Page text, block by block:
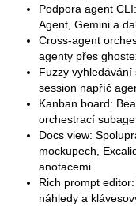
Podpora agent
Agent, Gemini a
Cross-agent
agenty přes
Fuzzy
session napříč
Kanban board:
orchestrací
Docs view:
mockupech,
anotacemi.
Rich prompt
náhledy a